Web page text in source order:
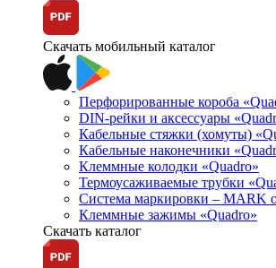
Скачать мобильный каталог
Перфорированные короба
DIN-рейки и аксессуары
Кабельные стяжки (хомуты)
Кабельные наконечники
Клеммные колодки «Quadro»
Термоусаживаемые трубки
Система маркировки – MARK
Клеммные зажимы «Quadro»
Скачать каталог